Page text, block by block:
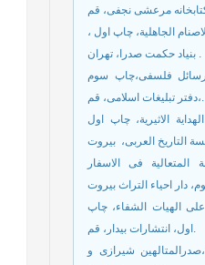
كسر الاصنام الجاهلية، چاپ اول ،
بنياد حكمت صدرا، تهران‏ .
سه رسائل فلسفى،چاپ سوم
،دفتر تبليغات اسلامی، قم‏.
شرح الهداية الاثيرية، چاپ اول
الحكمة المتعالية فى الاسفار
على الهيات الشفاء، چاپ
اول، انتشارات بيدار، قم‏.
نصر، سید حسین، 1382،صدرالمتالهین شیرازی و